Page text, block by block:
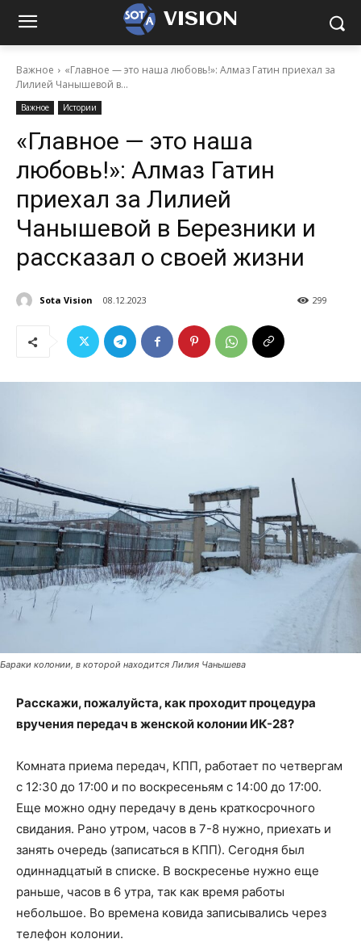
VISION
Важное
«Главное — это наша любовь!»: Алмаз Гатин приехал за
Лилией Чанышевой в...
Важное Истории
«Главное — это наша
любовь!»: Алмаз Гатин
приехал за Лилией
Чанышевой в Березники и
рассказал о своей жизни
Sota Vision 08.12.2023 299
Бараки колонии, в которой находится Лилия Чанышева
Расскажи, пожалуйста, как проходит процедура
вручения передач в женской колонии ИК-28?
Комната приема передач, КПП, работает по четвергам
с 12:30 до 17:00 и по воскресеньям с 14:00 до 17:00.
Еще можно одну передачу в день краткосрочного
свидания. Рано утром, часов в 7-8 нужно, приехать и
занять очередь (записаться в КПП). Сегодня был
одиннадцатый в списке. В воскресенье нужно еще
раньше, часов в 6 утра, так как время работы
небольшое. Во времена ковида записывались через
телефон колонии.